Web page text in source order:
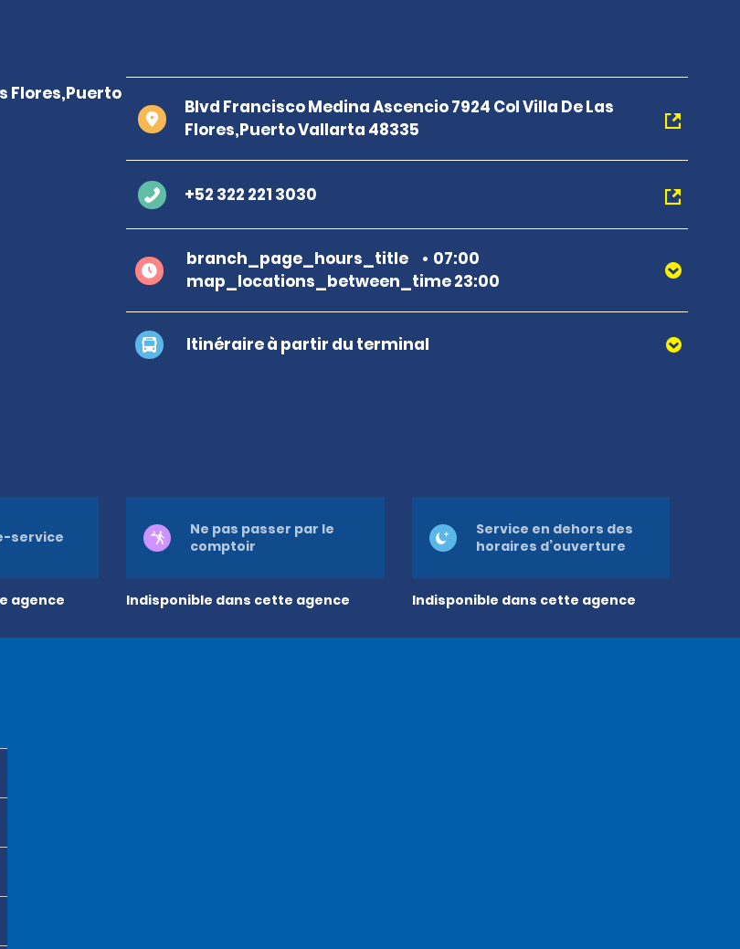
Blvd Francisco Medina Ascencio 7924 Col Villa De Las
Flores,Puerto Vallarta 48335
+52 322 221 3030
branch_page_hours_title
07:00
map_locations_between_time 23:00
Itinéraire à partir du terminal
agence
service
Indisponible dans cette agence
Ne pas passer par le
comptoir
Indisponible dans cette agence
Service en dehors des
horaires d’ouverture